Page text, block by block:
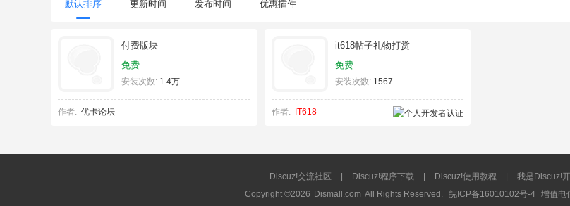
默认排序 更新时间 发布时间 优惠插件
付费版块
免费
安装次数: 1.4万
作者: 优卡论坛
it618帖子礼物打赏
免费
安装次数:1567
作者: IT618
Discuz!交流社区 Discuz!程序下载 Discuz!使用教程 我是Discuz!
Copyright ©2026 Dismall.com All Rights Reserved. 皖ICP备16010102号-4
增值电